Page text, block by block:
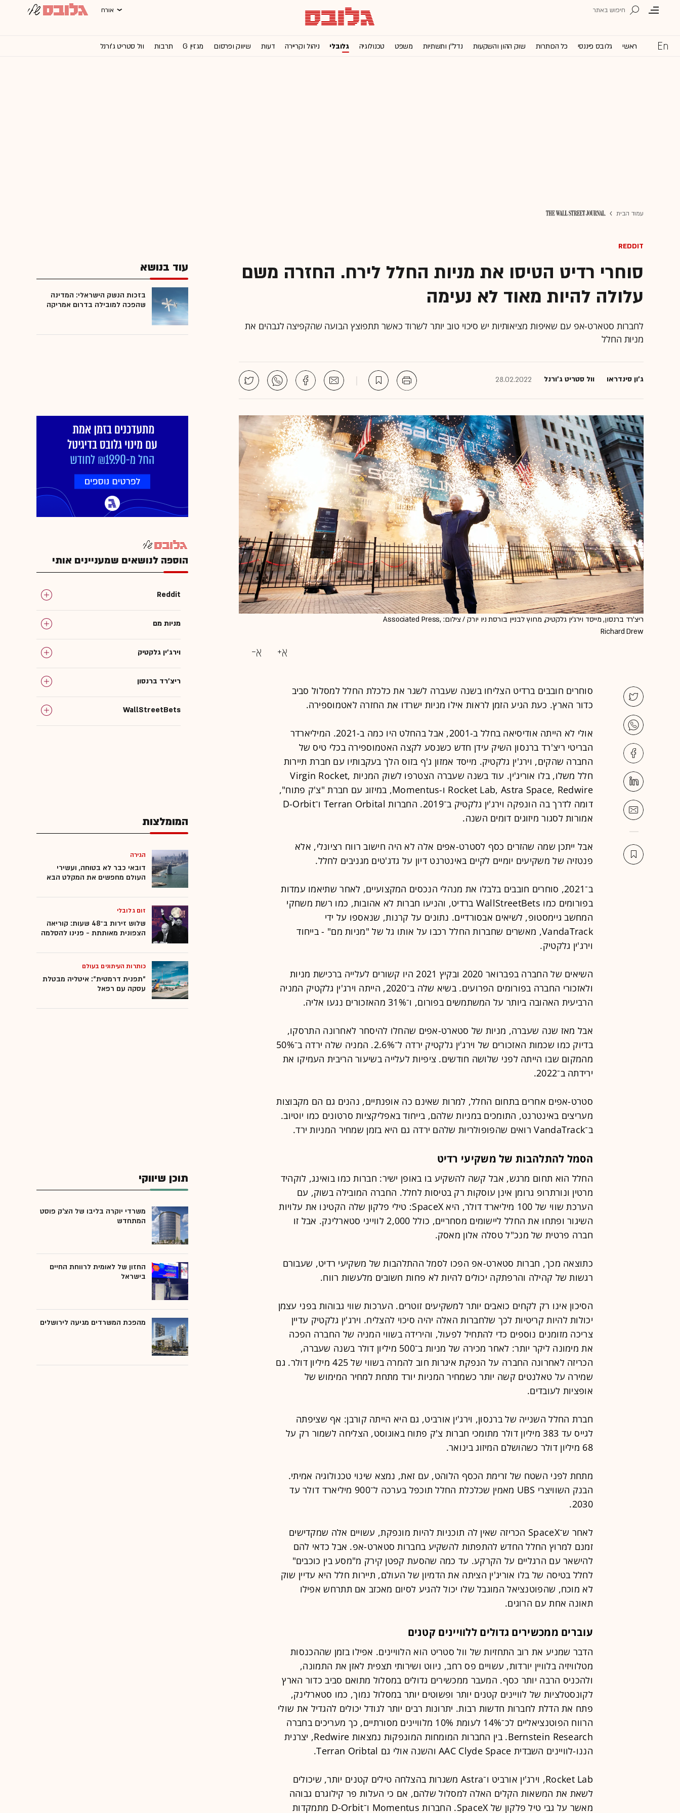
אורח
ראשי גלובס פיננסי כל הכותרות שוק ההון והשקעות נדל''ן ותשתיות משפט טכנולוגיה גלובלי ניהול וקריירה דעות שיווק ופרסום מגזין G תרבות וול סטריט ג'ורנל
עמוד הבית
Reddit
סוחרי רדיט הטיסו את מניות החלל לירח. החזרה משם
עלולה להיות מאוד לא נעימה
לחברות סטארט-אפ עם שאיפות מציאותיות יש סיכוי טוב יותר לשרוד כאשר תתפוצץ הבועה שהקפיצה לגבהים את
מניות החלל
ג'ון סינדראו וול סטריט ג'ורנל 28.02.2022
ריצ'רד ברנסון, מייסד וירג'ין גלקטיק, מחוץ לבניין בורסת ניו יורק / צילום: Associated Press,
Richard Drew
סוחרים חובבים ברדיט הצליחו בשנה שעברה לשגר את כלכלת החלל למסלול סביב
כדור הארץ. כעת הגיע הזמן לראות אילו מניות ישרדו את החזרה לאטמוספירה.
אולי לא הייתה אודיסיאה בחלל ב-2001, אבל בהחלט היו כמה ב-2021. המיליארדר
הבריטי ריצ'רד ברנסון השיק עידן חדש כשנסע לקצה האטמוספירה בכלי טיס של
החברה שהקים, וירג'ין גלקטיק. מייסד אמזון ג'ף בזוס הלך בעקבותיו עם חברת תיירות
חלל משלו, בלו אוריג'ין. עוד בשנה שעברה הצטרפו לשוק המניות Virgin Rocket,
Rocket Lab, Astra Space, Redwire ו-Momentus, במיזוג עם חברת "צ'ק פתוח",
דומה לדרך בה הונפקה וירג'ין גלקטיק ב־2019. החברות Terran Orbital ו־D-Orbit
אמורות לסגור מיזוגים דומים השנה.
אבל ייתכן שמה שהזרים כסף לסטרט-אפים אלה לא היה חישוב רווח רציונלי, אלא
פנטזיה של משקיעים יומיים לקיים באינטרנט דיון על גדג'טים מגניבים לחלל.
ב־2021, סוחרים חובבים בלבלו את מנהלי הנכסים המקצועיים, לאחר שתיאמו עמדות
בפורומים כמו WallStreetBets ברדיט, והניעו חברות לא אהובות, כמו רשת משחקי
המחשב גיימסטופ, לשיאים אבסורדיים. נתונים על קרנות, שנאספו על ידי
VandaTrack, מאשרים שחברות החלל רכבו על אותו גל של "מניות מם" - בייחוד
וירג'ין גלקטיק.
השיאים של החברה בפברואר 2020 ובקיץ 2021 היו קשורים לעלייה ברכישת מניות
ולאזכורי החברה בפורומים הפרועים. בשיא שלה ב־2020, הייתה וירג'ין גלקטיק המניה
הרביעית האהובה ביותר על המשתמשים בפורום, ו־31% מהאזכורים נגעו אליה.
אבל מאז שנה שעברה, מניות של סטארט-אפים שהחלו להיסחר לאחרונה התרסקו,
בדיוק כמו שכמות האזכורים של וירג'ין גלקטיק ירדה ל־2.6%. המניה שלה ירדה ב־50%
מהמקום שבו הייתה לפני שלושה חודשים. ציפיות לעלייה בשיעור הריבית העמיקו את
ירידתה ב־2022.
סטרט-אפים אחרים בתחום החלל, למרות שאינם כה אופנתיים, נהנים גם הם מקבוצות
מעריצים באינטרנט, התומכים במניות שלהם, בייחוד באפליקציות סרטונים כמו יוטיוב.
ב־VandaTrack רואים שהפופולריות שלהם ירדה גם היא בזמן שמחיר המניות ירד.
הסמל להתלהבות של משקיעי רדיט
החלל הוא תחום מרגש, אבל קשה להשקיע בו באופן ישיר: חברות כמו בואינג, לוקהיד
מרטין ונורתרופ גרומן אינן עוסקות רק בטיסות לחלל. החברה המובילה בשוק, עם
הערכת שווי של 100 מיליארד דולר, היא SpaceX: טילי פלקון שלה הקטינו את עלויות
השיגור ופתחו את החלל ליישומים מסחריים, כולל 2,000 לווייני סטארלינק. אבל זו
חברה פרטית של מנכ"ל טסלה אלון מאסק.
כתוצאה מכך, חברות סטארט-אפ הפכו לסמל ההתלהבות של משקיעי רדיט, שעבורם
רגשות של קהילה והרפתקה יכולים להיות לא פחות חשובים מלעשות רווח.
הסיכון אינו רק לקחים כואבים יותר למשקיעים זוטרים. הערכות שווי גבוהות בפני עצמן
יכולות להיות קריטיות לכך שלחברות האלה יהיה סיכוי להצליח. וירג'ין גלקטיק עדיין
צריכה מזומנים נוספים כדי להתחיל לפעול, והירידה בשווי המניה של החברה הפכה
את מימונה ליקר יותר: לאחר מכירה של מניות ב־500 מיליון דולר בשנה שעברה,
הכריזה לאחרונה החברה על הנפקת איגרות חוב להמרה בשווי של 425 מיליון דולר. גם
שמירה על טאלנטים קשה יותר כשמחיר המניות יורד מתחת למחיר המימוש של
אופציות לעובדים.
חברת החלל השנייה של ברנסון, וירג'ין אורביט, גם היא הייתה קורבן: אף שציפתה
לגייס עד 383 מיליון דולר מתומכי חברות צ'ק פתוח באוגוסט, הצליחה לשמור רק על
68 מיליון דולר כשהושלם המיזוג בינואר.
מתחת לפני השטח של זרימת הכסף הלוהט, עם זאת, נמצא שינוי טכנולוגיה אמיתי.
הבנק השוויצרי UBS מאמין שכלכלת החלל תוכפל בערכה ל־900 מיליארד דולר עד
2030.
לאחר ש־SpaceX הכריזה שאין לה תוכניות להיות מונפקת, עשויים אלה שמקדישים
זמנם למרוץ החלל החדש להתפתות להשקיע בחברות סטארט-אפ. אבל כדאי להם
להישאר עם הרגליים על הקרקע. עד כמה שהסעת קפטן קירק מ"מסע בין כוכבים"
לחלל בטיסה של בלו אוריג'ין הציתה את הדמיון של העולם, תיירות חלל היא עדיין שוק
לא מוכח, שהפוטנציאל המוגבל שלו יכול להגיע לסיום מאכזב אם תתרחש אפילו
תאונה אחת עם הרוגים.
עוברים ממכשירים גדולים ללוויינים קטנים
הדבר שמניע את רוב התחזיות של וול סטריט הוא הלוויינים. אפילו בזמן שההכנסות
מטלוויזיה בלוויין יורדות, עשויים פס רחב, ניווט ושירותי תצפית לאזן את התמונה,
ולהכניס הרבה יותר כסף. המעבר ממכשירים גדולים במסלול מתואם סביב כדור הארץ
לקונסטלציות של לוויינים קטנים יותר ופשוטים יותר במסלול נמוך, כמו סטארלינק,
פתח את הדלת לחברות חדשות רבות. יתרונות רבים יותר לגודל יכולים להגדיל את שולי
הרווח הפוטנציאליים לכ־14% לעומת 10% מלוויינים מסורתיים, כך מעריכים בחברה
Bernstein Research. בין החברות המומחות המונפקות נמצאות Redwire, יצרנית
הננו-לוויינים השבדית AAC Clyde Space והשנה אולי גם Terran Oribtal.
Rocket Lab, וירג'ין אורביט ו־Astra משגרות בהצלחה טילים קטנים יותר, שיכולים
לשאת את המשאות הקלים האלה למסלול שלהם, אם כי העלות פר קילוגרם גבוהה
מאשר על גבי טיל פלקון של SpaceX. החברות Momentus ו־D-Orbit מתמקדות
עוד בנושא
בזכות הנשק הישראלי: המדינה
שהפכה למובילה בדרום אמריקה
הוספה לנושאים שמעניינים אותי
Reddit
מניות מם
וירג'ין גלקטיק
ריצ'רד ברנסון
WallStreetBets
המומלצות
הגירה
דובאי כבר לא בטוחה, ועשירי
העולם מחפשים את המקלט הבא
זום גלובלי
שלוש זירות ב־48 שעות: קוריאה
הצפונית מאותתת - פנינו להסלמה
כותרות העיתונים בעולם
"תפנית דרמטית": איטליה מבטלת
עסקה עם רפאל
תוכן שיווקי
משרדי יוקרה בליבו של הצ'ק פוסט
המתחדש
החזון של לאומית לרווחת החיים
בישראל
מהפכת המשרדים מגיעה לירושלים